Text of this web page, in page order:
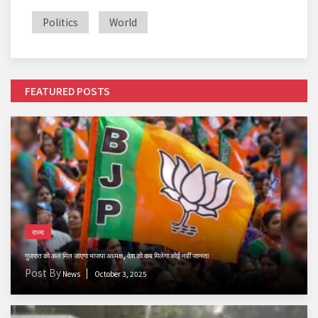
Politics World
FEATURED POSTS
राज्य
गुजरात को कल मिल जाएगा भाजपा अध्यक्ष, देश को कब मिलेगा कोई नहीं जानता
Post ByNews October 3, 2025